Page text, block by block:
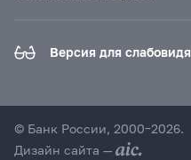
Версия для
© Банк России, 2000–2026.
Дизайн сайта —